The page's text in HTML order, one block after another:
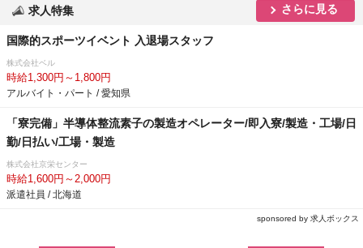
求人特集 さらに見る
国際的スポーツイベント 入退場スタッフ
株式会社ベル
時給1,300円～1,800円
アルバイト・パート / 愛知県
「寮完備」半導体整流素子の製造オペレーター/即入寮/製造・工場/日
勤/日払い/工場・製造
株式会社京栄センター
時給1,600円～2,000円
派遣社員 / 北海道
sponsored by 求人ボックス